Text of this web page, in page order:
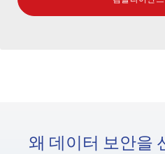
왜 데이터 보안을